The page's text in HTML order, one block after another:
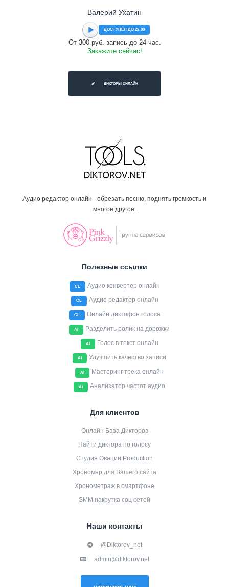
Валерий Ухатин
ДОСТУПЕН ДО 22:00
От 300 руб. запись до 24 час.
Закажите сейчас!
ДИКТОРЫ ОНЛАЙН
Аудио редактор онлайн - обрезать песню, поднять громкость и
многое другое.
Полезные ссылки
CL Аудио конвертер онлайн
CL Аудио редактор онлайн
CL Онлайн диктофон голоса
AI Разделить ролик на дорожки
AI Голос в текст онлайн
AI Улучшить качество записи
AI Мастеринг трека онлайн
AI Анализатор частот аудио
Для клиентов
Онлайн База Дикторов
Найти диктора по голосу
Студия Овации Production
Хрономер для Вашего сайта
Хронометраж в смартфоне
SMM накрутка соц сетей
Наши контакты
@Diktorov_net
admin@diktorov.net